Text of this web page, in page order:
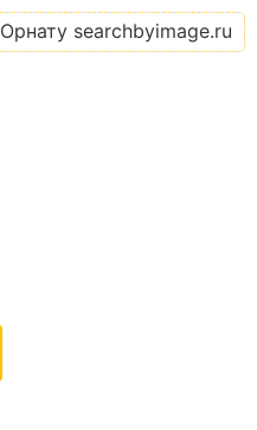
Орнату searchbyimage.ru